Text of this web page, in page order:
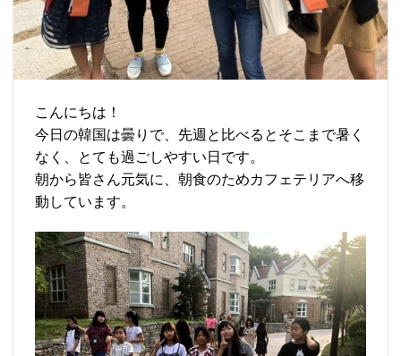
こんにちは！
今日の韓国は曇りで、先週と比べるとそこまで暑く
なく、とても過ごしやすい日です。
朝から皆さん元気に、朝食のためカフェテリアへ移
動しています。